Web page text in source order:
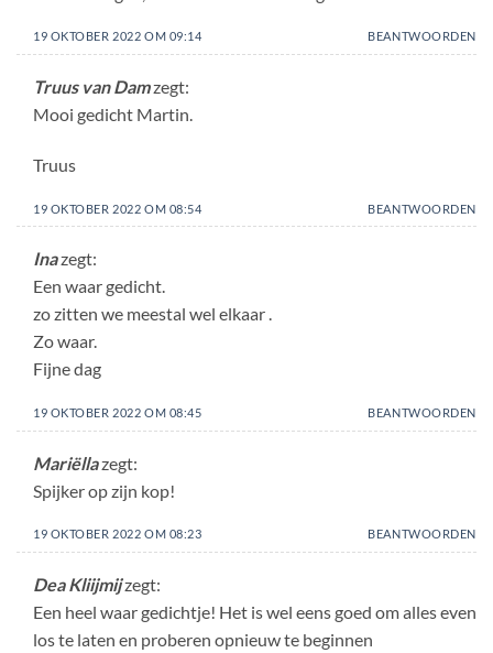
19 OKTOBER 2022 OM 09:14 BEANTWOORDEN
Truus van Damzegt:
Mooi gedicht Martin.
Truus
19 OKTOBER 2022 OM 08:54 BEANTWOORDEN
Inazegt:
Een waar gedicht.
zo zitten we meestal wel elkaar .
Zo waar.
Fijne dag
19 OKTOBER 2022 OM 08:45 BEANTWOORDEN
Mariëllazegt:
Spijker op zijn kop!
19 OKTOBER 2022 OM 08:23 BEANTWOORDEN
Dea Kliijmijzegt:
Een heel waar gedichtje! Het is wel eens goed om alles even
los te laten en proberen opnieuw te beginnen